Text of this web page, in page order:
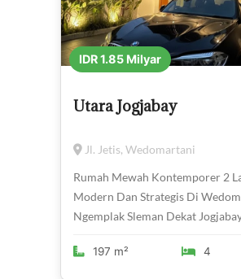
IDR 1.85 Milyar
Utara Jogjabay
Jl. Jetis, Wedomartani
Rumah Mewah Kontemporer 2
Modern Dan Strategis Di
Ngemplak Sleman Dekat
197 m² 4